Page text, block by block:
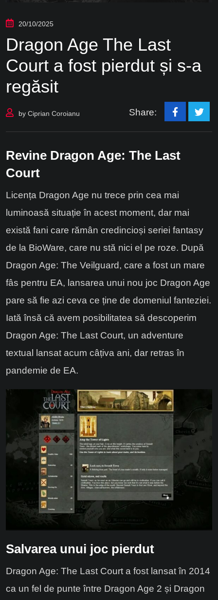
20/10/2025
Dragon Age The Last
Court a fost pierdut și s-a
regăsit
by Ciprian Coroianu Share:
Revine Dragon Age: The Last
Court
Licența Dragon Age nu trece prin cea mai
luminoasă situație în acest moment, dar mai
există fani care rămân credincioși seriei fantasy
de la BioWare, care nu stă nici el pe roze. După
Dragon Age: The Veilguard, care a fost un mare
fâs pentru EA, lansarea unui nou joc Dragon Age
pare să fie azi ceva ce ține de domeniul fanteziei.
Iată însă că avem posibilitatea să descoperim
Dragon Age: The Last Court, un adventure
textual lansat acum câțiva ani, dar retras în
pandemie de EA.
Salvarea unui joc pierdut
Dragon Age: The Last Court a fost lansat în 2014
ca un fel de punte între Dragon Age 2 și Dragon